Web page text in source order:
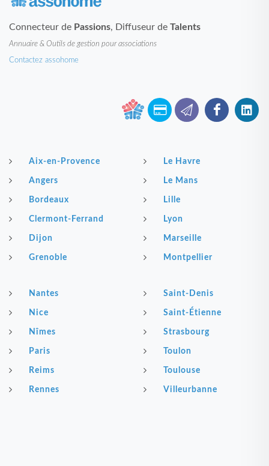
Connecteur de Passions, Diffuseur de Talents
Annuaire & Outils de gestion pour associations
Contactez assohome
Aix-en-Provence
Angers
Bordeaux
Clermont-Ferrand
Dijon
Grenoble
Le Havre
Le Mans
Lille
Lyon
Marseille
Montpellier
Nantes
Nice
Nîmes
Paris
Reims
Rennes
Saint-Denis
Saint-Étienne
Strasbourg
Toulon
Toulouse
Villeurbanne